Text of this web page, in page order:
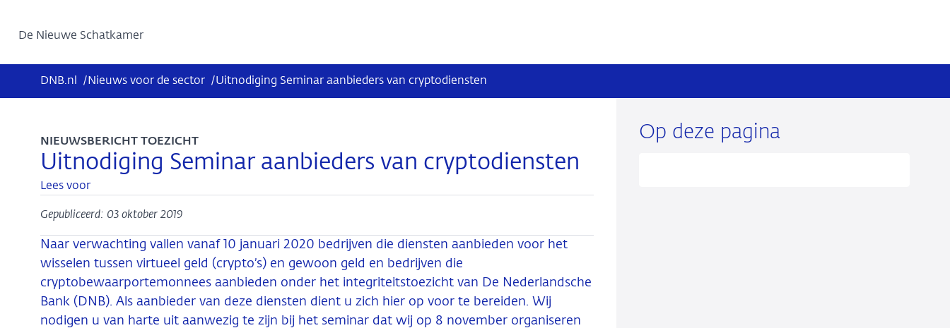
De Nieuwe Schatkamer
DNB.nl / Nieuws voor de sector /Uitnodiging Seminar aanbieders van cryptodiensten
Op deze pagina
Uitnodiging Seminar aanbieders van cryptodiensten
NIEUWSBERICHT TOEZICHT
Lees voor
Gepubliceerd: 03 oktober 2019
Naar verwachting vallen vanaf 10 januari 2020 bedrijven die diensten aanbieden voor het
wisselen tussen virtueel geld (crypto’s) en gewoon geld en bedrijven die
cryptobewaarportemonnees aanbieden onder het integriteitstoezicht van De Nederlandsche
Bank (DNB). Als aanbieder van deze diensten dient u zich hier op voor te bereiden. Wij
nodigen u van harte uit aanwezig te zijn bij het seminar dat wij op 8 november organiseren